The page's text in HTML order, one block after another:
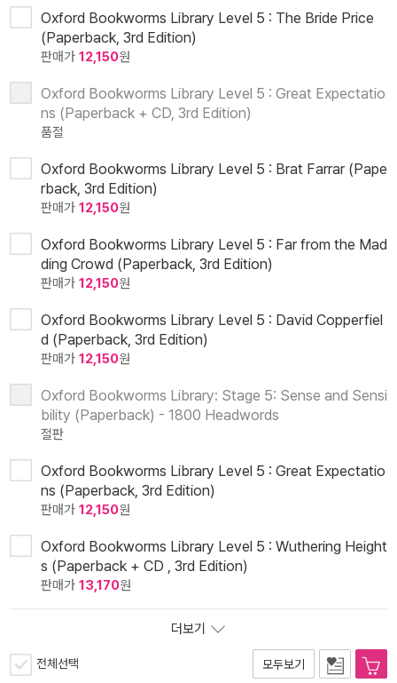
Oxford Bookworms Library Level 5 : The Bride Price
(Paperback, 3rd Edition)
판매가 12,150원
Oxford Bookworms Library Level 5 : Great Expectatio
ns (Paperback + CD, 3rd Edition)
품절
Oxford Bookworms Library Level 5 : Brat Farrar (Pape
rback, 3rd Edition)
판매가 12,150원
Oxford Bookworms Library Level 5 : Far from the Mad
ding Crowd (Paperback, 3rd Edition)
판매가 12,150원
Oxford Bookworms Library Level 5 : David Copperfiel
d (Paperback, 3rd Edition)
판매가 12,150원
Oxford Bookworms Library: Stage 5: Sense and Sensi
bility (Paperback) - 1800 Headwords
절판
Oxford Bookworms Library Level 5 : Great Expectatio
ns (Paperback, 3rd Edition)
판매가 12,150원
Oxford Bookworms Library Level 5 : Wuthering Height
s (Paperback + CD , 3rd Edition)
판매가 13,170원
더보기
전체선택 모두보기